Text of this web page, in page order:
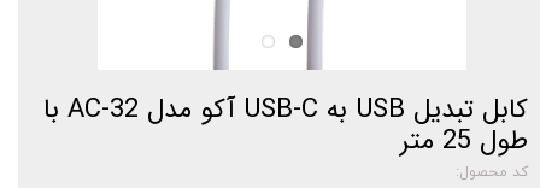
کابل تبدیل USB به USB-C آکو مدل AC-32 با
طول 25 متر
کد محصول: